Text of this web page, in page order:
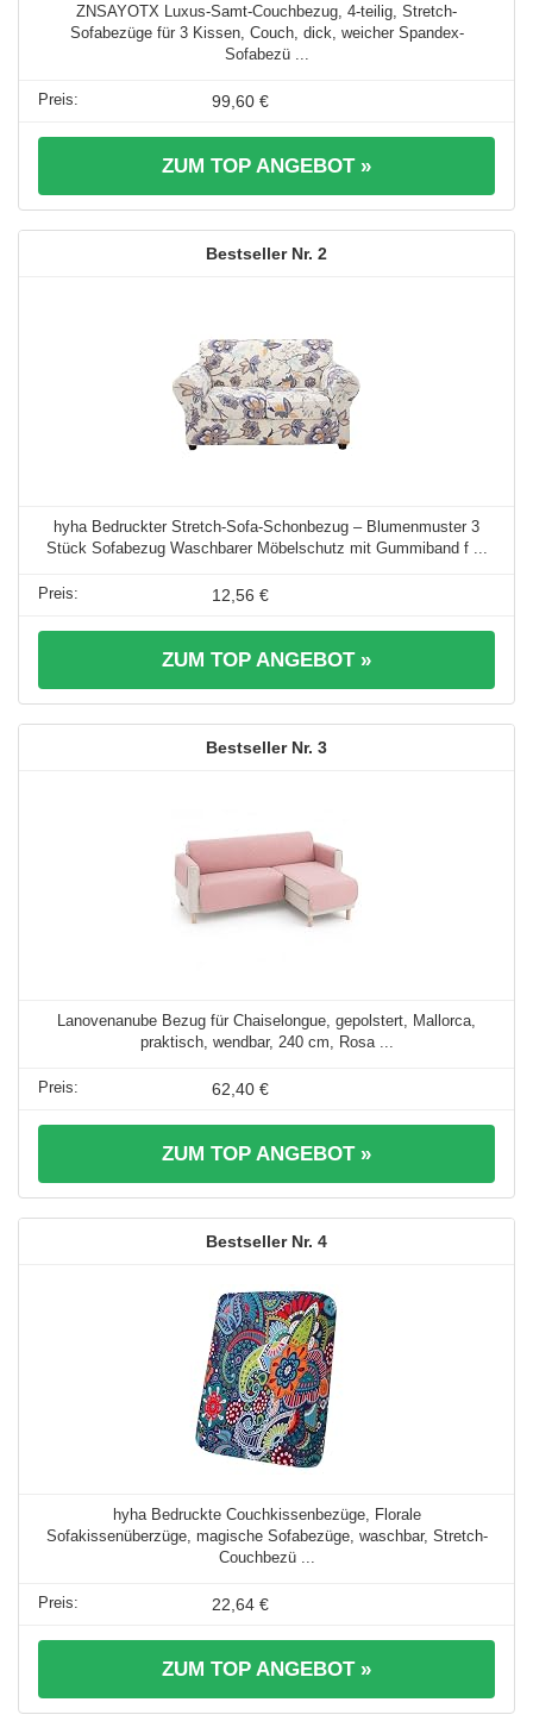
ZNSAYOTX Luxus-Samt-Couchbezug, 4-teilig, Stretch-
Sofabezüge für 3 Kissen, Couch, dick, weicher Spandex-
Sofabezü ...
99,60 €
ZUM TOP ANGEBOT »
2
hyha Bedruckter Stretch-Sofa-Schonbezug – Blumenmuster 3
Stück Sofabezug Waschbarer Möbelschutz mit Gummiband f ...
12,56 €
ZUM TOP ANGEBOT »
3
Lanovenanube Bezug für Chaiselongue, gepolstert, Mallorca,
praktisch, wendbar, 240 cm, Rosa ...
62,40 €
ZUM TOP ANGEBOT »
4
hyha Bedruckte Couchkissenbezüge, Florale
Sofakissenüberzüge, magische Sofabezüge, waschbar, Stretch-
Couchbezü ...
22,64 €
ZUM TOP ANGEBOT »